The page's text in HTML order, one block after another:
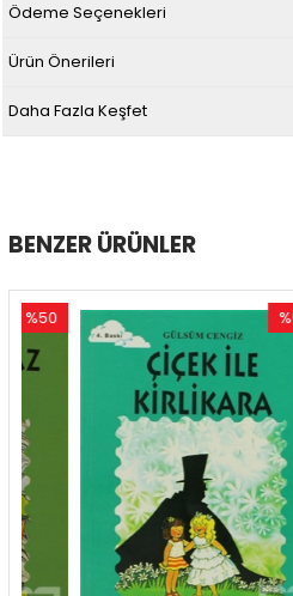
Ödeme Seçenekleri
Ürün Önerileri
Daha Fazla Keşfet
BENZER ÜRÜNLER
%50
İndirim
%50İndirim